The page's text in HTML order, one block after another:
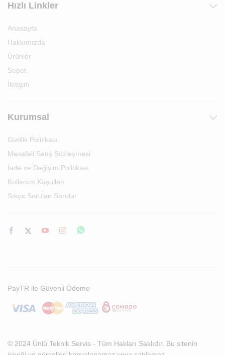
Hızlı Linkler
Anasayfa
Hakkımızda
Ürünler
Sepet
İletişim
Kurumsal
Gizlilik Politikası
Mesafeli Satış Sözleşmesi
İade ve Değişim Politikası
Kullanım Koşulları
Sıkça Sorulan Sorular
© 2024 Ünlü Teknik Servis - Tüm Hakları Saklıdır. Bu sitenin
PayTR ile Güvenli Ödeme